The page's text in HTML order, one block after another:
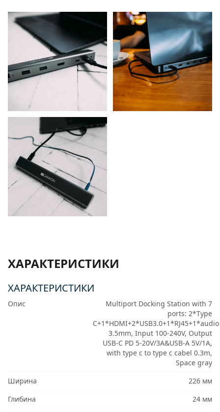
ХАРАКТЕРИСТИКИ
ХАРАКТЕРИСТИКИ
Опис
Multiport Docking Station with 7
ports: 2*Type
C+1*HDMI+2*USB3.0+1*RJ45+1*audio
3.5mm, Input 100-240V, Output
USB-C PD 5-20V/3A&USB-A 5V/1A,
with type c to type c cabel 0.3m,
Space gray
Ширина
226 мм
Глибина
24 мм